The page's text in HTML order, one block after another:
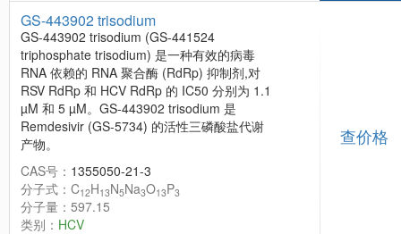
GS-443902 trisodium
GS-443902 trisodium (GS-441524
triphosphate trisodium) 是一种有效的病毒
RNA 依赖的 RNA 聚合酶 (RdRp) 抑制剂,对
RSV RdRp 和 HCV RdRp 的 IC50 分别为 1.1
µM 和 5 µM。GS-443902 trisodium 是
Remdesivir (GS-5734) 的活性三磷酸盐代谢
产物。
CAS号： 1355050-21-3
分子式：C12H13N5Na3O13P3
分子量：597.15
类别： HCV
查价格